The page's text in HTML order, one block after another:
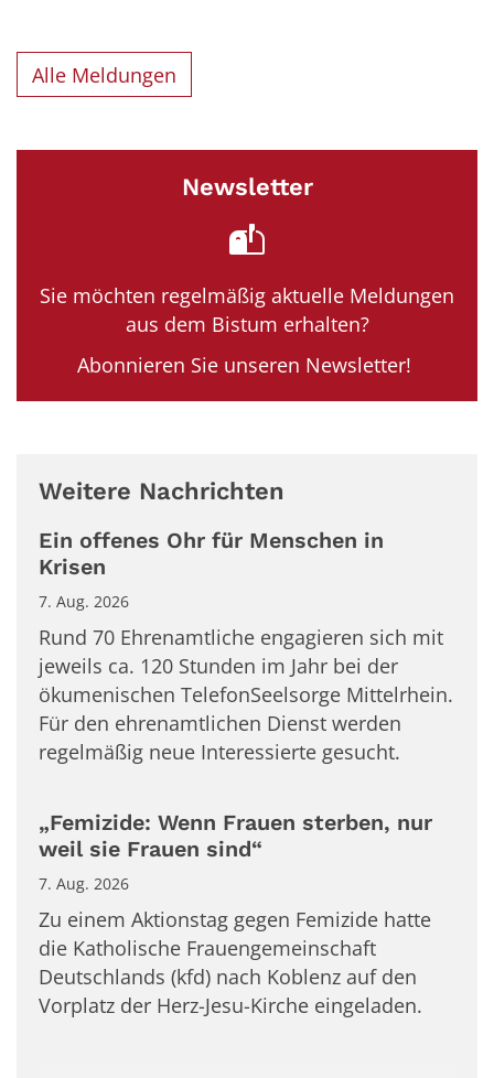
Alle Meldungen
Newsletter
Sie möchten regelmäßig aktuelle Meldungen
aus dem Bistum erhalten?
Abonnieren Sie unseren Newsletter!
Weitere Nachrichten
Ein offenes Ohr für Menschen in
Krisen
7. Aug. 2026
Rund 70 Ehrenamtliche engagieren sich mit
jeweils ca. 120 Stunden im Jahr bei der
ökumenischen TelefonSeelsorge Mittelrhein.
Für den ehrenamtlichen Dienst werden
regelmäßig neue Interessierte gesucht.
„Femizide: Wenn Frauen sterben, nur
weil sie Frauen sind“
7. Aug. 2026
Zu einem Aktionstag gegen Femizide hatte
die Katholische Frauengemeinschaft
Deutschlands (kfd) nach Koblenz auf den
Vorplatz der Herz-Jesu-Kirche eingeladen.